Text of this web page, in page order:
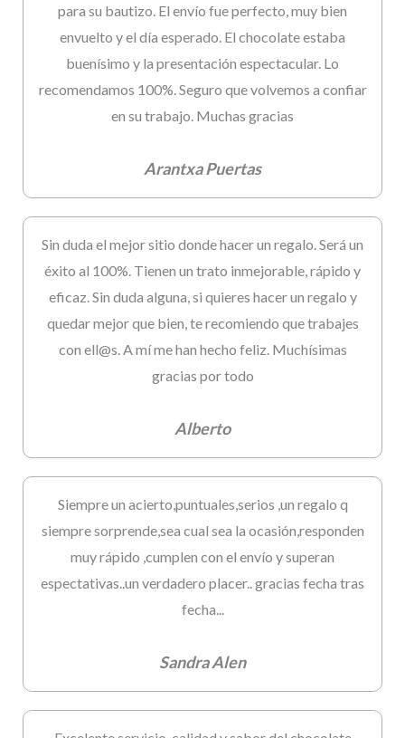
para su bautizo. El envío fue perfecto, muy bien
envuelto y el día esperado. El chocolate estaba
buenísimo y la presentación espectacular. Lo
recomendamos 100%. Seguro que volvemos a confiar
en su trabajo. Muchas gracias
Arantxa Puertas
Sin duda el mejor sitio donde hacer un regalo. Será un
éxito al 100%. Tienen un trato inmejorable, rápido y
eficaz. Sin duda alguna, si quieres hacer un regalo y
quedar mejor que bien, te recomiendo que trabajes
con ell@s. A mí me han hecho feliz. Muchísimas
gracias por todo
Alberto
Siempre un acierto,puntuales,serios ,un regalo q
siempre sorprende,sea cual sea la ocasión,responden
muy rápido ,cumplen con el envío y superan
espectativas..un verdadero placer.. gracias fecha tras
fecha...
Sandra Alen